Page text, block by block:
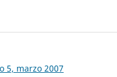
5, marzo 2007